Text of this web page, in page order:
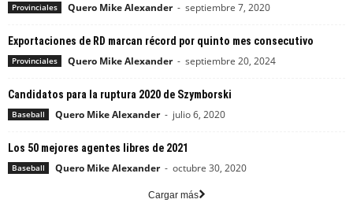
Provinciales Quero Mike Alexander - septiembre 7, 2020
Exportaciones de RD marcan récord por quinto mes consecutivo
Provinciales Quero Mike Alexander - septiembre 20, 2024
Candidatos para la ruptura 2020 de Szymborski
Baseball Quero Mike Alexander - julio 6, 2020
Los 50 mejores agentes libres de 2021
Baseball Quero Mike Alexander - octubre 30, 2020
Cargar más